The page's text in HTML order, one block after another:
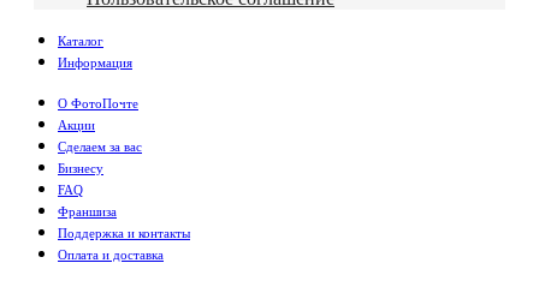
Каталог
Информация
О ФотоПочте
Акции
Сделаем за вас
Бизнесу
FAQ
Франшиза
Поддержка и контакты
Оплата и доставка